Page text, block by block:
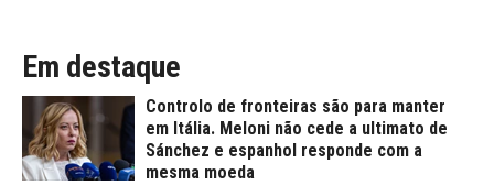
Em destaque
Controlo de fronteiras são para manter
em Itália. Meloni não cede a ultimato de
Sánchez e espanhol responde com a
mesma moeda